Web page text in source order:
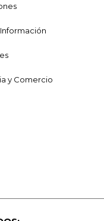
y Comercio